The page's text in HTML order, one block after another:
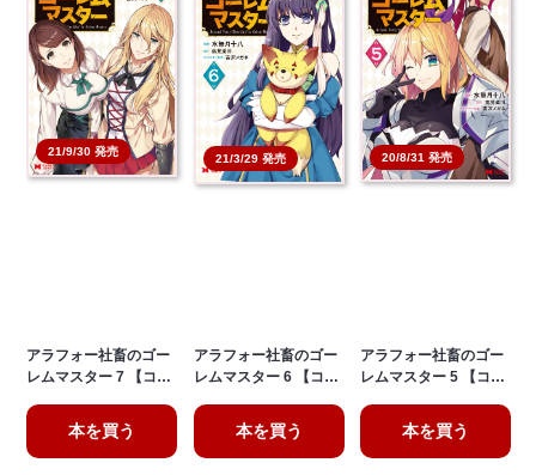
21/9/30 発売
アラフォー社畜のゴー
レムマスター 7 【コ…
本を買う
21/3/29 発売
アラフォー社畜のゴー
レムマスター 6 【コ…
本を買う
20/8/31 発売
アラフォー社畜のゴー
レムマスター 5 【コ…
本を買う